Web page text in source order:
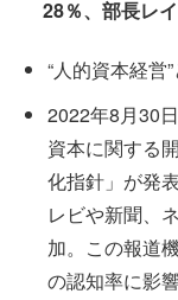
28％、部長レ
“人的資本経営
2022年8月30
資本に関する
化指針」が発
レビや新聞、
加。この報道
の認知率に影